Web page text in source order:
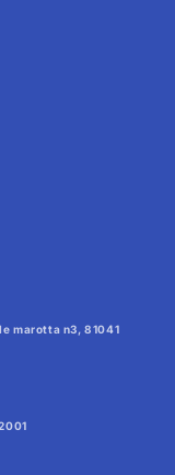
marotta n3, 81041